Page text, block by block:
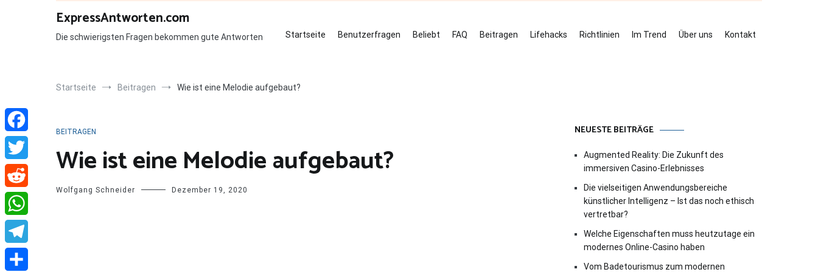
ExpressAntworten.com
Die schwierigsten Fragen bekommen gute Antworten Startseite Benutzerfragen Beliebt FAQ Beitragen Lifehacks Richtlinien Im Trend Über uns Kontakt
Startseite Beitragen Wie ist eine Melodie aufgebaut?
BEITRAGEN
Wie ist eine Melodie aufgebaut?
Wolfgang Schneider Dezember 19, 2020
NEUESTE BEITRÄGE
Augmented Reality: Die Zukunft des
immersiven Casino-Erlebnisses
Die vielseitigen Anwendungsbereiche
künstlicher Intelligenz – Ist das noch ethisch
vertretbar?
Welche Eigenschaften muss heutzutage ein
modernes Online-Casino haben
Vom Badetourismus zum modernen
Facebook
Twitter
Reddit
WhatsApp
Telegram